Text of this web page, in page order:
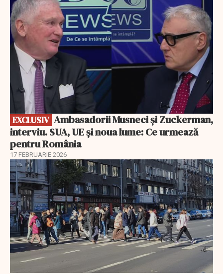
EXCLUSIV
interviu. SUA, UE și noua lume: Ce urmează
pentru România
17 FEBRUARIE 2026